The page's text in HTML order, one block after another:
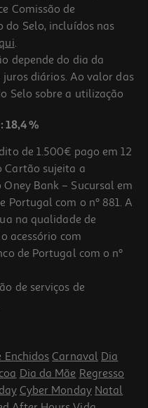
4.8
(no Frost E 178.5cm
Gentle Silver 521l
Comissão de
do Selo, incluídos nas
.
depende do dia da
diários. Ao valor das
Selo sobre a utilização
18,4 %
de 1.500€ pago em 12
Cartão sujeita a
Bank – Sucursal em
Portugal com o nº 881. A
na qualidade de
acessório com
de Portugal com o nº
de serviços de
Enchidos Carnaval Dia
Dia da Mãe Regresso
Cyber Monday Natal